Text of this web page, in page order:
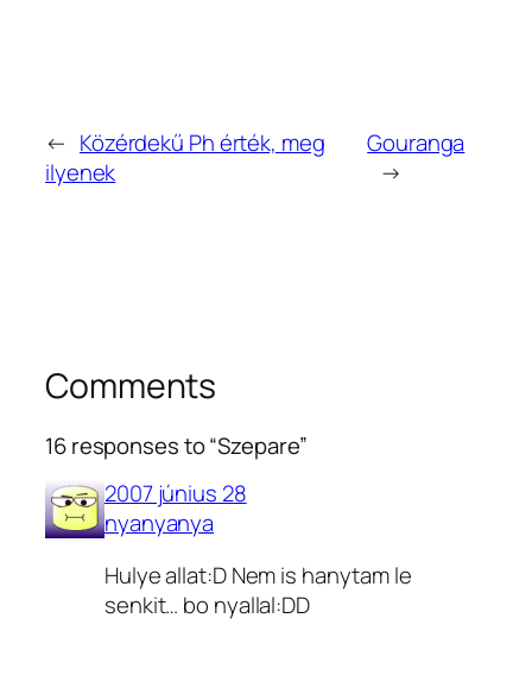
← Közérdekű Ph érték, meg
ilyenek
Gouranga
→
Comments
16 responses to “Szepare”
2007 június 28
nyanyanya
Hulye allat:D Nem is hanytam le
senkit… bo nyallal:DD